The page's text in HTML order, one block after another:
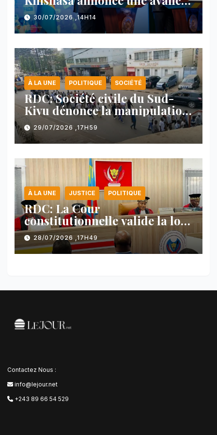
majeure et maintient sa ligne
face au Rwanda
30/07/2026 ,14H14
À LA UNE POLITIQUE SOCIÉTÉ
RDC: Société civile du Sud-
Kivu dénonce la manipulation
des manifestations par
l’AFC/M23
29/07/2026 ,17H59
À LA UNE JUSTICE POLITIQUE
RDC: La Cour
constitutionnelle valide la loi
référendaire sous réserves de
plusieurs dispositions
28/07/2026 ,17H49
Contactez Nous :
info@lejour.net
+243 89 66 54 529